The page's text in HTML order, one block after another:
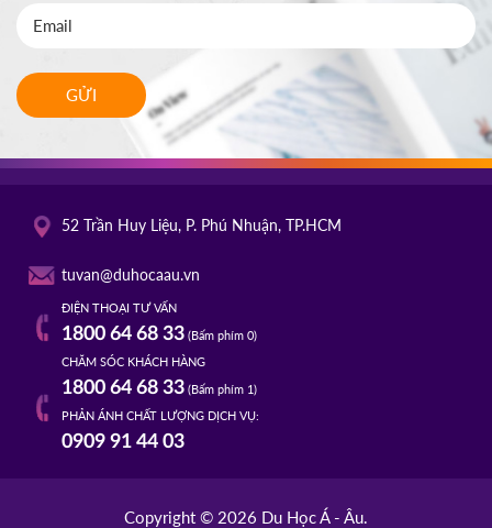
GỬI
52 Trần Huy Liệu, P. Phú Nhuận, TP.HCM
tuvan@duhocaau.vn
ĐIỆN THOẠI TƯ VẤN
1800 64 68 33(Bấm phím 0)
CHĂM SÓC KHÁCH HÀNG
1800 64 68 33(Bấm phím 1)
PHẢN ÁNH CHẤT LƯỢNG DỊCH VỤ:
0909 91 44 03
Copyright © 2026 Du Học Á - Âu.